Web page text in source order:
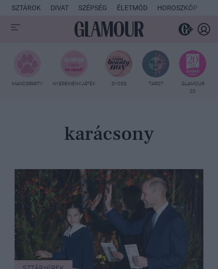
SZTÁROK DIVAT SZÉPSÉG ÉLETMÓD HOROSZKÓP
MANCSPARTY NYEREMÉNYJÁTÉK SYOSS TAROT
GLAMOUR
20
karácsony